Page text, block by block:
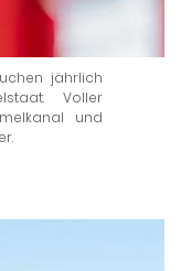
jährlich
Voller
und